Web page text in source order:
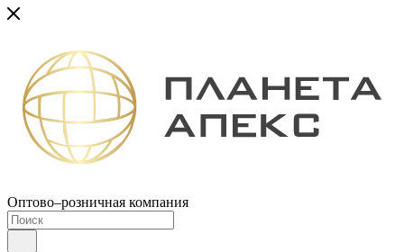
Оптово–розничная компания